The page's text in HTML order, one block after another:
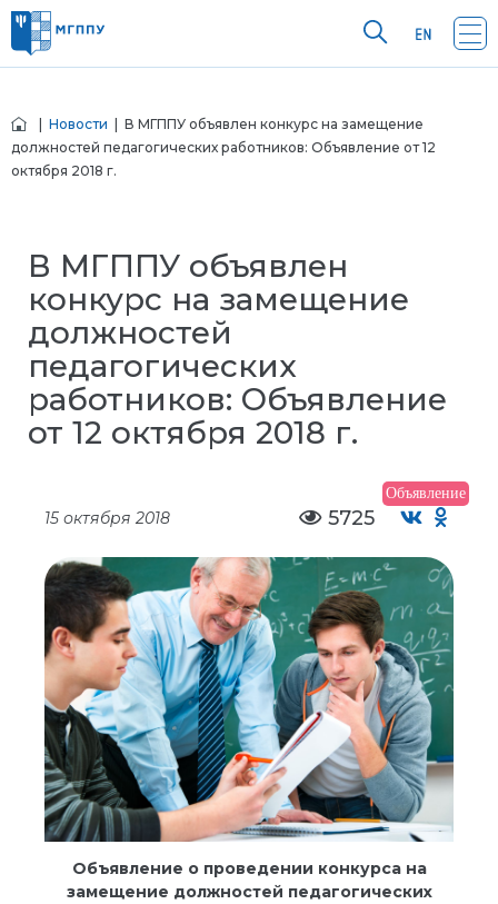
Новости | В МГППУ объявлен конкурс на замещение
должностей педагогических работников: Объявление от 12
октября 2018 г.
В МГППУ объявлен
конкурс на замещение
должностей
педагогических
работников: Объявление
от 12 октября 2018 г.
Объявление
15 октября 2018 5725
Объявление о проведении конкурса на
замещение должностей педагогических